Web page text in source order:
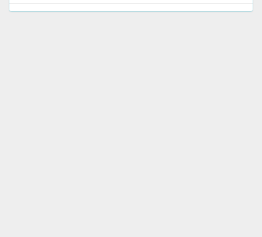
和歌山熊野古道—勝浦、新宮、那智山（２天）溫泉＋文化遺